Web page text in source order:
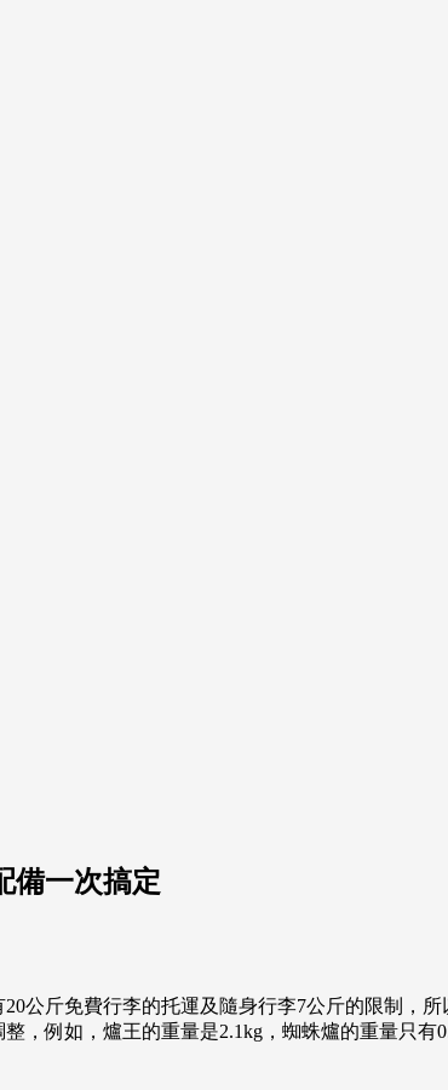
備一次搞定
公斤免費行李的托運及隨身行李7公斤的限制，
例如，爐王的重量是2.1kg，蜘蛛爐的重量只有